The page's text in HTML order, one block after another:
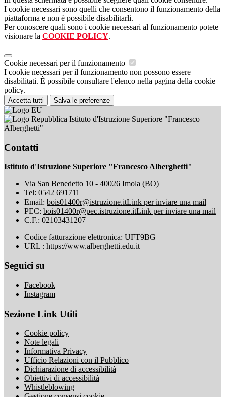
I cookie necessari sono quelli che consentono il funzionamento della
piattaforma e non è possibile disabilitarli.
Per conoscere quali sono i cookie necessari al funzionamento potete
visionare la COOKIE POLICY.
Cookie necessari per il funzionamento
I cookie necessari per il funzionamento non possono essere
disabilitati. È possibile consultare l'elenco nella pagina della cookie
policy.
Accetta tutti Salva le preferenze
Istituto d'Istruzione Superiore "Francesco
Alberghetti"
Contatti
Istituto d'Istruzione Superiore "Francesco Alberghetti"
Via San Benedetto 10 - 40026 Imola (BO)
Tel: 0542 691711
Email: bois01400r@istruzione.itLink per inviare una mail
PEC: bois01400r@pec.istruzione.itLink per inviare una mail
C.F.: 02103431207
Codice fatturazione elettronica: UFT9BG
URL : https://www.alberghetti.edu.it
Seguici su
Facebook
Instagram
Sezione Link Utili
Cookie policy
Note legali
Informativa Privacy
Ufficio Relazioni con il Pubblico
Dichiarazione di accessibilità
Obiettivi di accessibilità
Whistleblowing